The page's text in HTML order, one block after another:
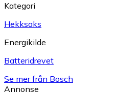
Kategori
Hekksaks
Energikilde
Batteridrevet
Se mer från Bosch
Annonse